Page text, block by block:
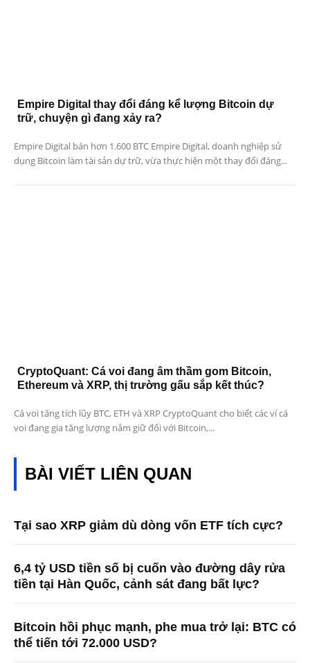
Empire Digital thay đổi đáng kể lượng Bitcoin dự
trữ, chuyện gì đang xảy ra?
Empire Digital bán hơn 1.600 BTC Empire Digital, doanh nghiệp sử
dụng Bitcoin làm tài sản dự trữ, vừa thực hiện một thay đổi đáng...
CryptoQuant: Cá voi đang âm thầm gom Bitcoin,
Ethereum và XRP, thị trường gấu sắp kết thúc?
Cá voi tăng tích lũy BTC, ETH và XRP CryptoQuant cho biết các ví cá
voi đang gia tăng lượng nắm giữ đối với Bitcoin,...
BÀI VIẾT LIÊN QUAN
Tại sao XRP giảm dù dòng vốn ETF tích cực?
6,4 tỷ USD tiền số bị cuốn vào đường dây rửa
tiền tại Hàn Quốc, cảnh sát đang bất lực?
Bitcoin hồi phục mạnh, phe mua trở lại: BTC có
thể tiến tới 72.000 USD?